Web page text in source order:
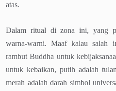
atas.
Dalam ritual di zona ini, yang
warna-warni. Maaf kalau salah
rambut Buddha untuk
untuk kebaikan, putih adalah
merah adalah darah simbol